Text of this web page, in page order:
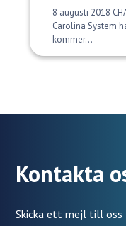
8 augusti 2018
Carolina System
kommer...
Kontakta
Skicka ett mejl till